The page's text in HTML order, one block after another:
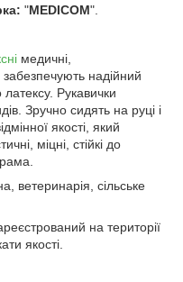
"MEDICOM".
медичні,
надійний
латексу. Рукавички
Зручно сидять на руці і
якості, який
міцні, стійкі до
ветеринарія, сільське
на території
якості.